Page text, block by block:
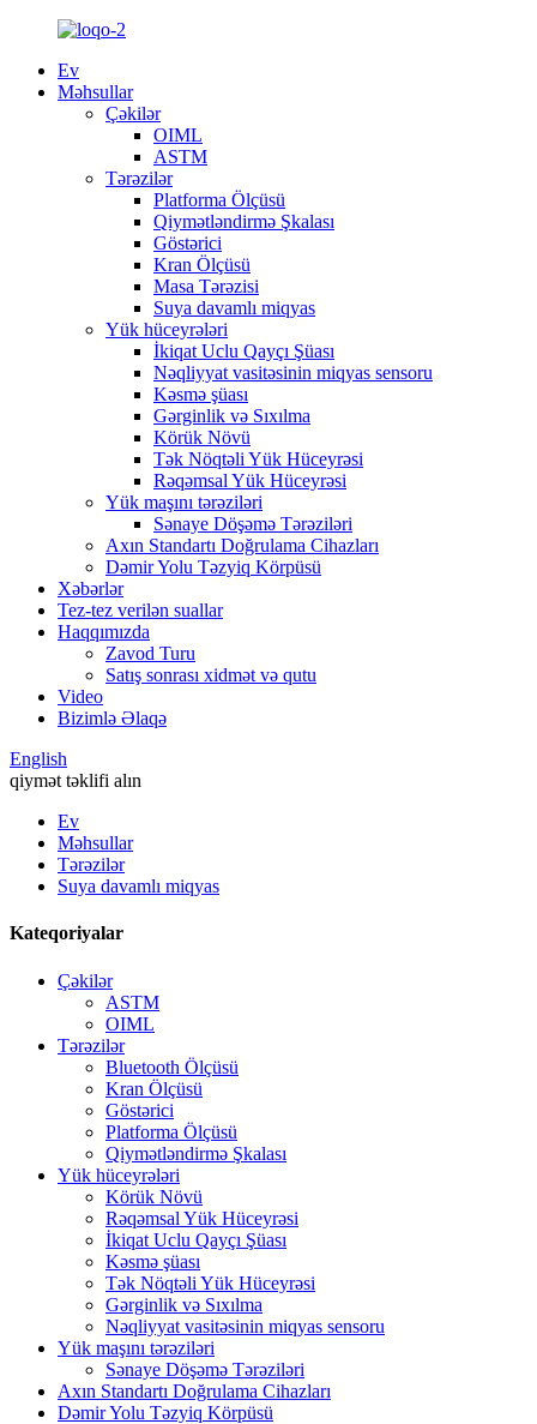
Ev
Məhsullar
Çəkilər
OIML
ASTM
Tərəzilər
Platforma Ölçüsü
Qiymətləndirmə Şkalası
Göstərici
Kran Ölçüsü
Masa Tərəzisi
Suya davamlı miqyas
Yük hüceyrələri
İkiqat Uclu Qayçı Şüası
Nəqliyyat vasitəsinin miqyas sensoru
Kəsmə şüası
Gərginlik və Sıxılma
Körük Növü
Tək Nöqtəli Yük Hüceyrəsi
Rəqəmsal Yük Hüceyrəsi
Yük maşını tərəziləri
Sənaye Döşəmə Tərəziləri
Axın Standartı Doğrulama Cihazları
Dəmir Yolu Təzyiq Körpüsü
Xəbərlər
Tez-tez verilən suallar
Haqqımızda
Zavod Turu
Satış sonrası xidmət və qutu
Video
Bizimlə Əlaqə
English
qiymət təklifi alın
Ev
Məhsullar
Tərəzilər
Suya davamlı miqyas
Kateqoriyalar
Çəkilər
ASTM
OIML
Tərəzilər
Bluetooth Ölçüsü
Kran Ölçüsü
Göstərici
Platforma Ölçüsü
Qiymətləndirmə Şkalası
Yük hüceyrələri
Körük Növü
Rəqəmsal Yük Hüceyrəsi
İkiqat Uclu Qayçı Şüası
Kəsmə şüası
Tək Nöqtəli Yük Hüceyrəsi
Gərginlik və Sıxılma
Nəqliyyat vasitəsinin miqyas sensoru
Yük maşını tərəziləri
Sənaye Döşəmə Tərəziləri
Axın Standartı Doğrulama Cihazları
Dəmir Yolu Təzyiq Körpüsü